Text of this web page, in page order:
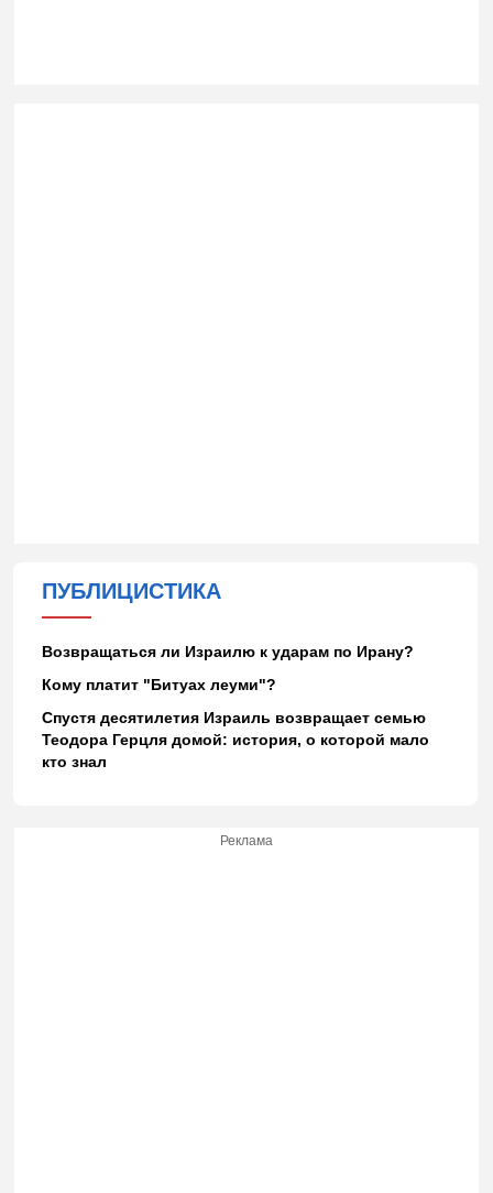
ПУБЛИЦИСТИКА
Возвращаться ли Израилю к ударам по Ирану?
Кому платит "Битуах леуми"?
Спустя десятилетия Израиль возвращает семью
Теодора Герцля домой: история, о которой мало
кто знал
Реклама